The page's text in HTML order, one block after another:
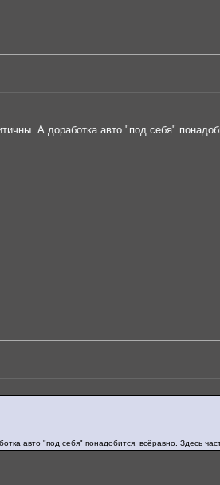
А доработка авто "под себя"
авто "под себя" понадобится, всёравно. Здесь